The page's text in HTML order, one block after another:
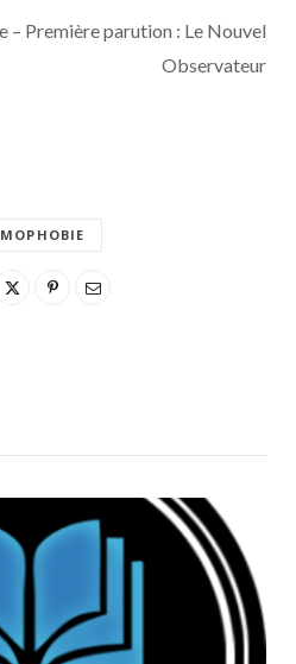
– Première parution : Le Nouvel
Observateur